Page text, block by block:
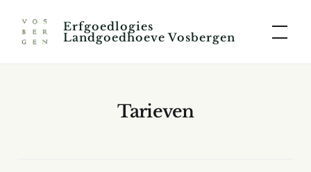
content
Erfgoedlogies
Landgoedhoeve Vosbergen
Tarieven